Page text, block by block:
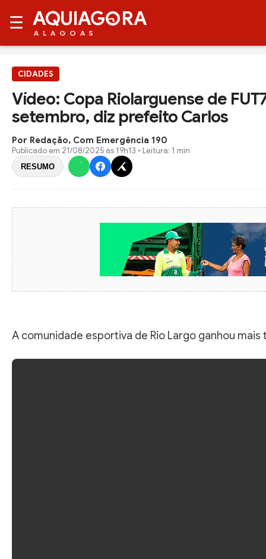
☰ AQUIAG RA
ALAGOAS
CIDADES
Vídeo: Copa Riolarguense de
setembro, diz prefeito Carlos
Por Redação, Com Emergência 190
Publicado em 21/08/2025 às 19h13 • Leitura: 1 min
RESUMO
A comunidade esportiva de Rio Largo ganhou